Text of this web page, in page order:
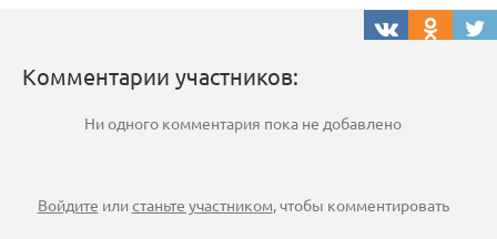
Комментарии участников:
Ни одного комментария пока не добавлено
Войдите илистаньте участником, чтобы комментировать